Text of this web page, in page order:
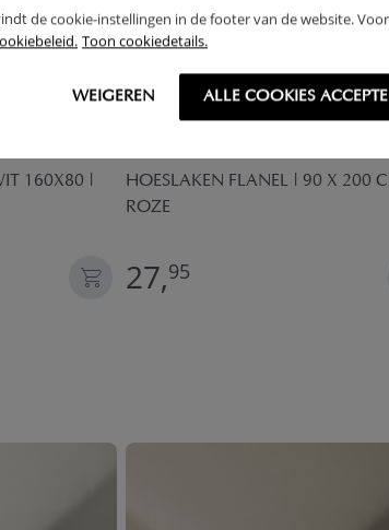
de cookie-instellingen in de footer van de website.
Toon cookiedetails.
WEIGEREN ALLE COOKIES
160X80 |
HOESLAKEN FLANEL | 90 X 200
ROZE
27,95